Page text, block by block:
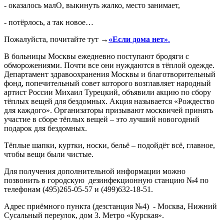
- оказалось малО, выкинуть жалко, место занимает,
- потёрлось, а так новое…
Пожалуйста, почитайте тут → «Если дома нет».
В больницы Москвы ежедневно поступают бродяги с
обморожениями. Почти все они нуждаются в тёплой одежде.
Департамент здравоохранения Москвы и благотворительный
фонд, попечительный совет которого возглавляет народный
артист России Михаил Турецкий, объявили акцию по сбору
тёплых вещей для бездомных. Акция называется «Рождество
для каждого». Организаторы призывают москвичей принять
участие в сборе тёплых вещей – это лучший новогодний
подарок для бездомных.
Тёплые шапки, куртки, носки, бельё – подойдёт всё, главное,
чтобы вещи были чистые.
Для получения дополнительной информации можно
позвонить в городскую дезинфекционную станцию №4 по
телефонам (495)265-05-57 и (499)632-18-51.
Адрес приёмного пункта (дезстанция №4) - Москва, Нижний
Сусальный переулок, дом 3. Метро «Курская».